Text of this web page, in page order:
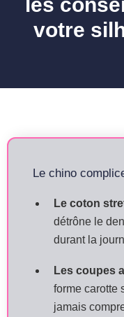
votre
Le chino
Le coton
détrône le
durant la
Les coupes
forme carotte
jamais